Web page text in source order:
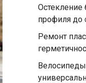
Остекление
профиля до
Ремонт